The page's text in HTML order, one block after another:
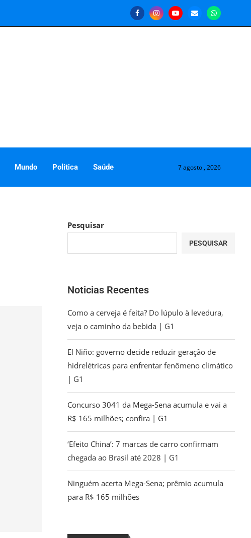
Mundo Politica Saúde 7 agosto , 2026
Pesquisar
PESQUISAR
Noticias Recentes
Como a cerveja é feita? Do lúpulo à levedura,
veja o caminho da bebida | G1
El Niño: governo decide reduzir geração de
hidrelétricas para enfrentar fenômeno climático
| G1
Concurso 3041 da Mega-Sena acumula e vai a
R$ 165 milhões; confira | G1
‘Efeito China’: 7 marcas de carro confirmam
chegada ao Brasil até 2028 | G1
Ninguém acerta Mega-Sena; prêmio acumula
para R$ 165 milhões